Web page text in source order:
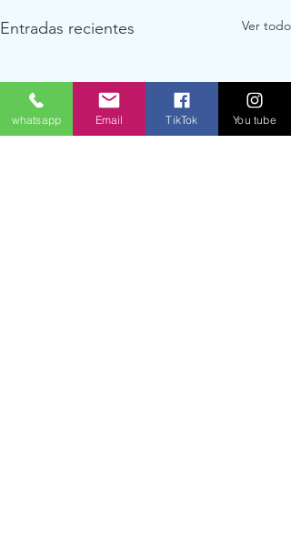
Entradas recientes Ver todo
whatsapp Email TikTok You tube